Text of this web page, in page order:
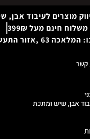
מוצרים לעיבוד אבן,
משלוח חינם מעל 399₪
63 ,אזור התעשיה חולון
קשר
אבן, שיש ומתכת